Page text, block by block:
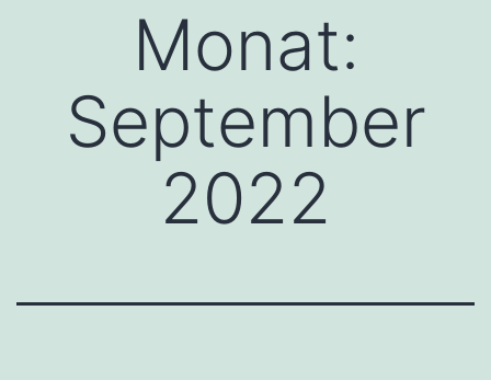
Monat:
September
2022